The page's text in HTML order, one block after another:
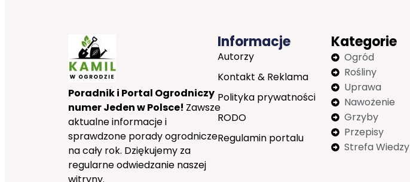
Poradnik i Portal Ogrodniczy
numer Jeden w Polsce! Zawsze
aktualne informacje i
sprawdzone porady ogrodnicze
na cały rok. Dziękujemy za
regularne odwiedzanie naszej
Informacje
Autorzy
Kontakt & Reklama
Polityka prywatności
RODO
Regulamin portalu
Kategorie
Ogród
Rośliny
Uprawa
Nawożenie
Grzyby
Przepisy
Strefa Wiedzy